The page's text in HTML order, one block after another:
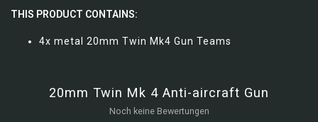
THIS PRODUCT CONTAINS:
4x metal 20mm Twin Mk4 Gun Teams
20mm Twin Mk 4 Anti-aircraft Gun
Noch keine Bewertungen